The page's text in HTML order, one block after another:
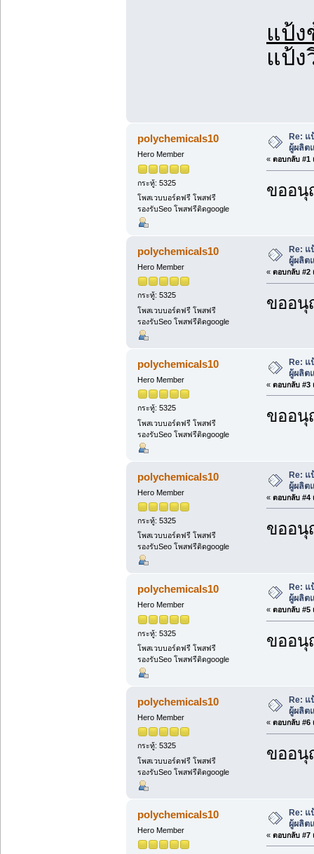
แป้ง
แป้ง
polychemicals10
Hero Member
กระทู้: 5325
โพสเวบบอร์ดฟรี โพสฟรี
รองรับSeo โพสฟรีติดgoogle
Re: แ
ผู้ผลิต
« ตอบกลับ #1
ขออนุ
polychemicals10
Hero Member
กระทู้: 5325
โพสเวบบอร์ดฟรี โพสฟรี
รองรับSeo โพสฟรีติดgoogle
Re: แ
ผู้ผลิต
« ตอบกลับ #2
ขออนุ
polychemicals10
Hero Member
กระทู้: 5325
โพสเวบบอร์ดฟรี โพสฟรี
รองรับSeo โพสฟรีติดgoogle
Re: แ
ผู้ผลิต
« ตอบกลับ #3
ขออนุ
polychemicals10
Hero Member
กระทู้: 5325
โพสเวบบอร์ดฟรี โพสฟรี
รองรับSeo โพสฟรีติดgoogle
Re: แ
ผู้ผลิต
« ตอบกลับ #4
ขออนุ
polychemicals10
Hero Member
กระทู้: 5325
โพสเวบบอร์ดฟรี โพสฟรี
รองรับSeo โพสฟรีติดgoogle
Re: แ
ผู้ผลิต
« ตอบกลับ #5
ขออนุ
polychemicals10
Hero Member
กระทู้: 5325
โพสเวบบอร์ดฟรี โพสฟรี
รองรับSeo โพสฟรีติดgoogle
Re: แ
ผู้ผลิต
« ตอบกลับ #6
ขออนุ
polychemicals10
Hero Member
Re: แ
ผู้ผลิต
« ตอบกลับ #7